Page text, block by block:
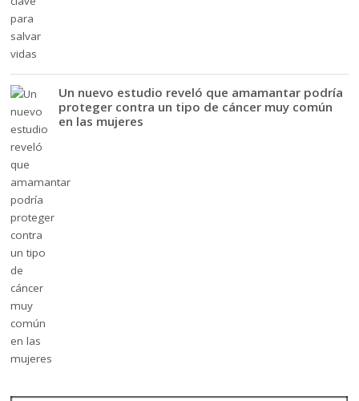
Un nuevo estudio reveló que amamantar podría
proteger contra un tipo de cáncer muy común
en las mujeres